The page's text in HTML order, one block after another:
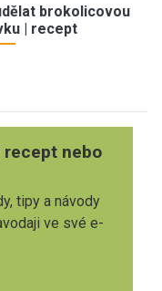
brokolicovou
| recept
recept nebo
tipy a návody
ve své e-